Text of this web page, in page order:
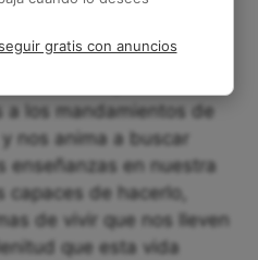
la importancia de
a los mandamientos de
nos anima a buscar
enseñanzas en nuestra
capaces de hacerlo,
de vivir que nos lleven
que esta vida
gratis con anuncios